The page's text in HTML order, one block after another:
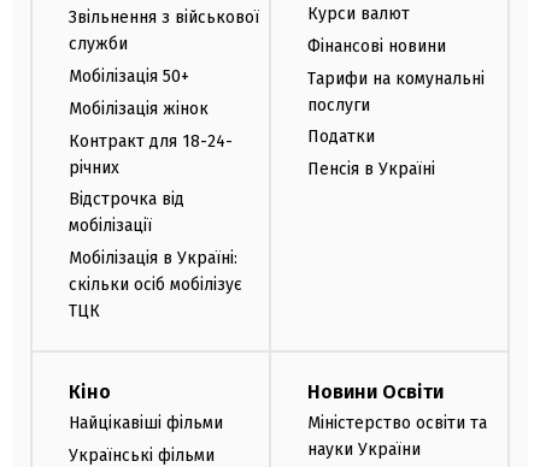
Звільнення з військової
служби
Мобілізація 50+
Мобілізація жінок
Контракт для 18-24-
річних
Відстрочка від
мобілізації
Мобілізація в Україні:
скільки осіб мобілізує
ТЦК
Курси валют
Фінансові новини
Тарифи на комунальні
послуги
Податки
Пенсія в Україні
Кіно
Найцікавіші фільми
Українські фільми
Новини Освіти
Міністерство освіти та
науки України